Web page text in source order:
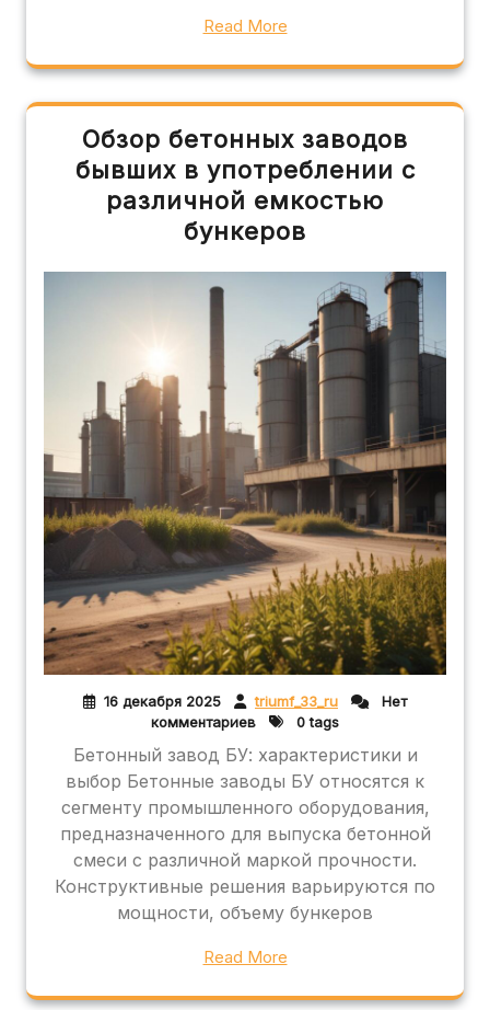
Read More
Обзор бетонных заводов
бывших в употреблении с
различной емкостью
бункеров
16 декабря 2025 triumf_33_ru
Нет
комментариев
0 tags
Бетонный завод БУ: характеристики и
выбор Бетонные заводы БУ относятся к
сегменту промышленного оборудования,
предназначенного для выпуска бетонной
смеси с различной маркой прочности.
Конструктивные решения варьируются по
мощности, объему бункеров
Read More